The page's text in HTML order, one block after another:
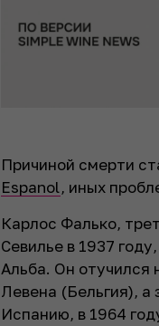
Причиной смерти
Espanol, иных
Карлос Фалько,
Севилье в 1937
Альба. Он отучился
Левена (Бельгия), а
Испанию, в 1964